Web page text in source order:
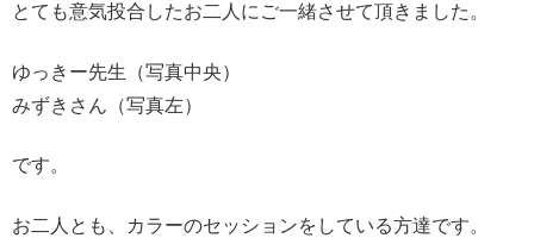
とても意気投合したお二人にご一緒させて頂きました。
ゆっきー先生（写真中央）
みずきさん（写真左）
です。
お二人とも、カラーのセッションをしている方達です。